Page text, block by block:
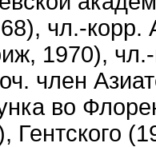
чл.-
1970),
член
во
Гентского